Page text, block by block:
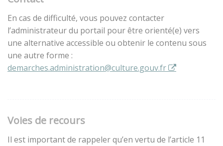
En cas de difficulté, vous pouvez contacter
l’administrateur du portail pour être orienté(e) vers
une alternative accessible ou obtenir le contenu sous
une autre forme :
demarches.administration@culture.gouv.fr
Voies de recours
Il est important de rappeler qu’en vertu de l’article 11